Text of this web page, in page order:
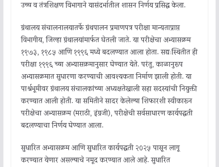
उच्च व तंत्रशिक्षण विभागाने यासंदर्भातील शासन निर्णय प्रसिद्ध केला.
ग्रंथालय संचालनालयातर्फे ग्रंथपालन प्रमाणपत्र परीक्षा मान्यताप्राप्त
विभागीय, जिल्हा ग्रंथालयांमार्फत घेतली जाते. या परीक्षेचा अभ्यासक्रम
१९७३, १९८५ आणि १९९६ मध्ये बदलण्यात आला होता. सद्यःस्थितीत ही
परीक्षा १९९६ च्या अभ्यासक्रमानुसार घेण्यात येते. परंतु, काळानुरूप
अभ्यासक्रमात सुधारणा करण्याची आवश्यकता निर्माण झाली होती. या
पार्श्वभूमीवर ग्रंथालय संचालकांच्या अध्यक्षतेखाली सहा सदस्यांची नियुक्ती
करण्यात आली होती. या समितीने सादर केलेल्या शिफारशी स्वीकारून
परीक्षेचा अभ्यासक्रम (मराठी, इंग्रजी), परीक्षेची सर्वसाधारण कार्यपद्धती
बदलण्याचा निर्णय घेण्यात आला.
सुधारित अभ्यासक्रम आणि सुधारित कार्यपद्धती २०२५ पासून लागू
करण्यात येणार असल्याचे नमूद करण्यात आले आहे. सुधारित